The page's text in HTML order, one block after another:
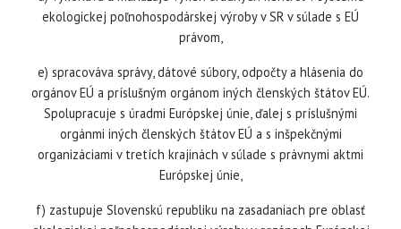
ekologickej poľnohospodárskej výroby v SR v súlade s EÚ
právom,
e) spracováva správy, dátové súbory, odpočty a hlásenia do
orgánov EÚ a príslušným orgánom iných členských štátov EÚ.
Spolupracuje s úradmi Európskej únie, ďalej s príslušnými
orgánmi iných členských štátov EÚ a s inšpekčnými
organizáciami v tretích krajinách v súlade s právnymi aktmi
Európskej únie,
f) zastupuje Slovenskú republiku na zasadaniach pre oblasť